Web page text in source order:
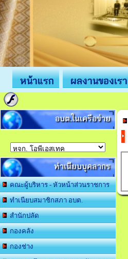
หน้าแรก ผลงานของเรา
อบต.ในเครือข่าย
ทำเนียบบุคลากร
คณะผู้บริหาร - หัวหน้าส่วนราชการ
ทำเนียบสมาชิกสภา อบต.
สำนักปลัด
กองคลัง
กองช่าง